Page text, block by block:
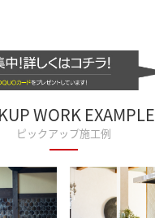
WORK EXAMPLE
ピックアップ施工例